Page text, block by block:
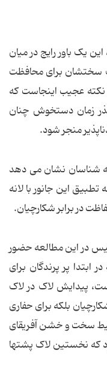
یک باور رایج در میان
سختشان برای محافظت
نکته عجیب اینجاست که
زمان دستخوش چنان
منجر شود.
شناسان نشان می دهد
این جانور با لانه
در برابر شکارچیان.
در این مطالعه حضور
ابتدا پر پرندگان برای
پیدایش لاک در لاک
بلکه برای حفاری
سخت و خشن آفریقای
که نخستین لاک پشتها